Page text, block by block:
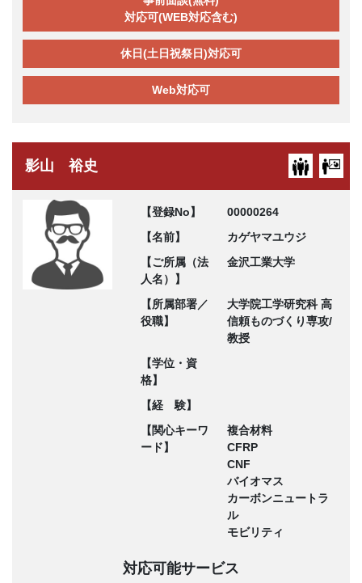
対応可(WEB対応含む)
休日(土日祝祭日)対応可
Web対応可
影山 裕史
【登録No】
00000264
【名前】
カゲヤマユウジ
【ご所属（法
人名）】
金沢工業大学
【所属部署／
役職】
大学院工学研究科 高
信頼ものづくり専攻/
教授
【学位・資
格】
【経 験】
【関心キーワ
ード】
複合材料
CFRP
CNF
バイオマス
カーボンニュートラ
ル
モビリティ
対応可能サービス